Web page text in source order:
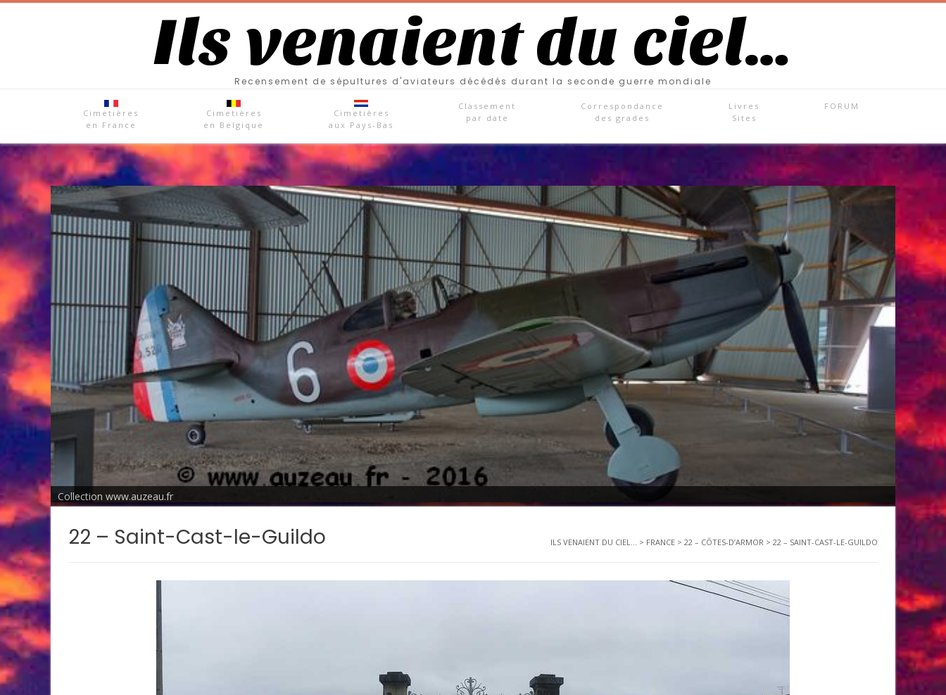
Ils venaient du ciel…
Recensement de sépultures d'aviateurs décédés durant la seconde guerre mondiale
Cimetières
en France
Cimetières
en Belgique
Cimetières
aux Pays-Bas
Classement
par date
Correspondance
des grades
Livres
Sites
FORUM
Collection www.auzeau.fr
22 – Saint-Cast-le-Guildo ILS VENAIENT DU CIEL... > FRANCE > 22 – CÔTES-D’ARMOR > 22 – SAINT-CAST-LE-GUILDO